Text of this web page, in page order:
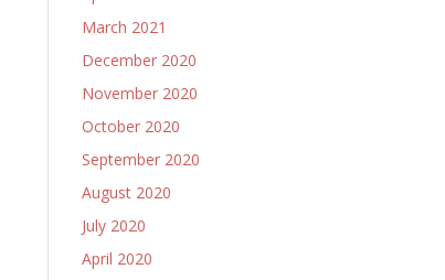
March 2021
December 2020
November 2020
October 2020
September 2020
August 2020
July 2020
April 2020